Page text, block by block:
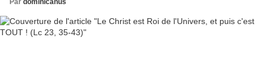
Par dominicanus